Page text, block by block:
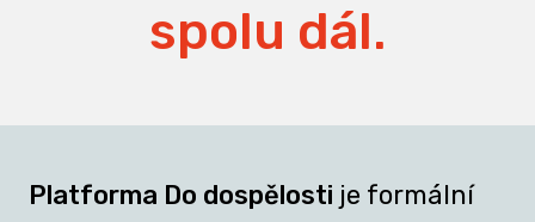
spolu dál.
Platforma Do dospělosti je formální